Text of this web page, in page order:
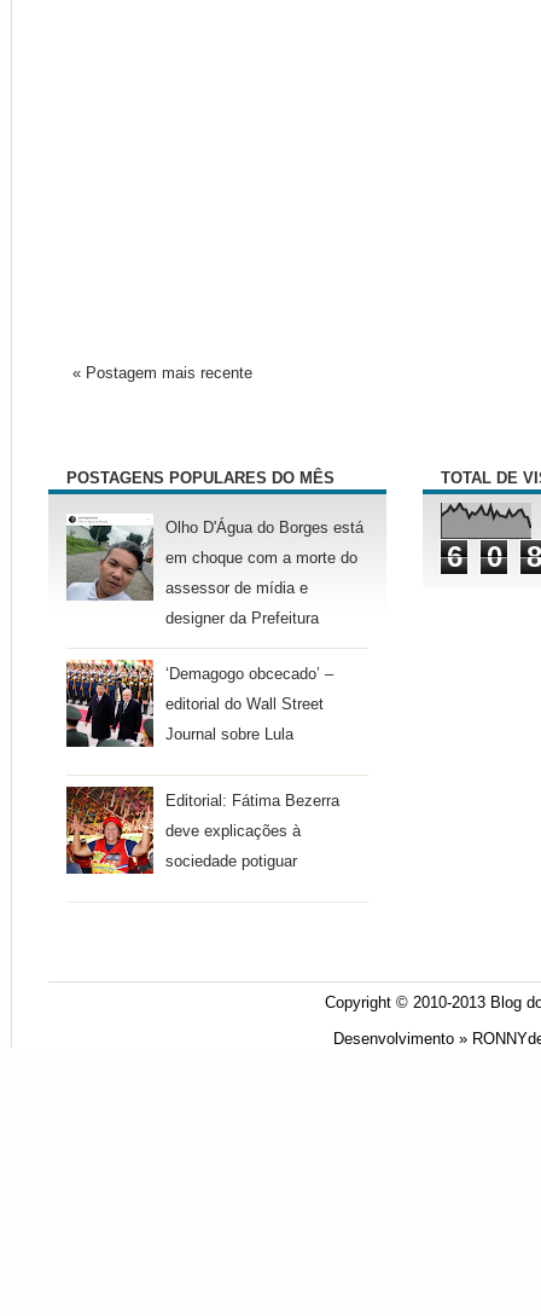
« Postagem mais recente
POSTAGENS POPULARES DO MÊS
Olho D'Água do Borges está
em choque com a morte do
assessor de mídia e
designer da Prefeitura
‘Demagogo obcecado’ –
editorial do Wall Street
Journal sobre Lula
Editorial: Fátima Bezerra
deve explicações à
sociedade potiguar
TOTAL DE
6 0 8
Copyright © 2010-2013 Blog
Desenvolvimento »